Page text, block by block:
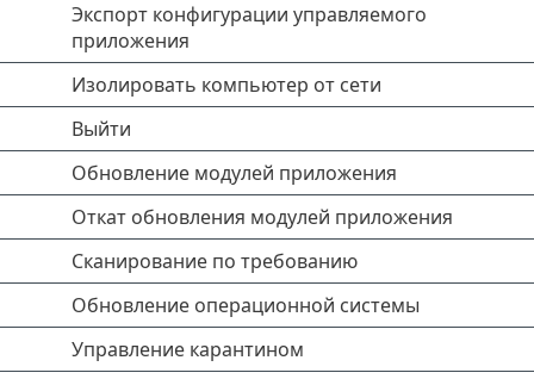
Экспорт конфигурации управляемого
приложения
Изолировать компьютер от сети
Выйти
Обновление модулей приложения
Откат обновления модулей приложения
Сканирование по требованию
Обновление операционной системы
Управление карантином